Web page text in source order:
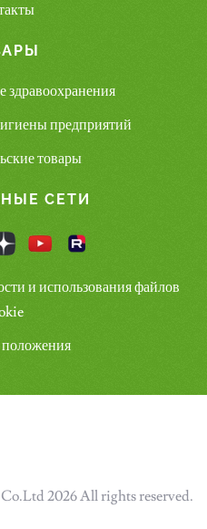
здравоохранения
предприятий
товары
СЕТИ
и использования файлов
2026 All rights reserved.